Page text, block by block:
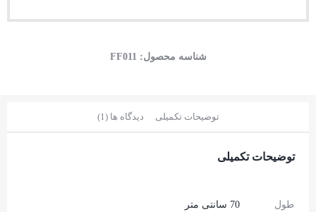
شناسه محصول: FF011
توضیحات تکمیلی دیدگاه ها (1)
توضیحات تکمیلی
طول 70 سانتی متر